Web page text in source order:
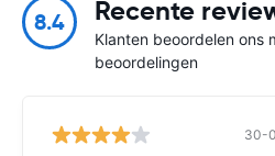
8.4 Recente
Klanten beoordelen ons
beoordelingen
30-